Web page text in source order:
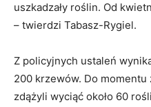
uszkadzały roślin. Od
– twierdzi Tabasz-Rygiel.
Z policyjnych ustaleń
200 krzewów. Do momentu
zdążyli wyciąć około 60